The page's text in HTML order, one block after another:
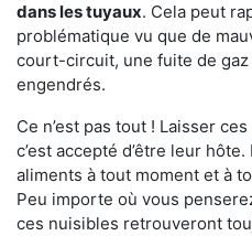
dans les tuyaux. Cela peut
problématique vu que de
court-circuit, une fuite de
engendrés.
Ce n’est pas tout ! Laisser
c’est accepté d’être leur
aliments à tout moment et à
Peu importe où vous
ces nuisibles retrouveront